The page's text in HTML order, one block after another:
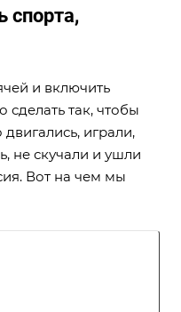
спорта,
и включить
сделать так, чтобы
играли,
не скучали и ушли
Вот на чем мы